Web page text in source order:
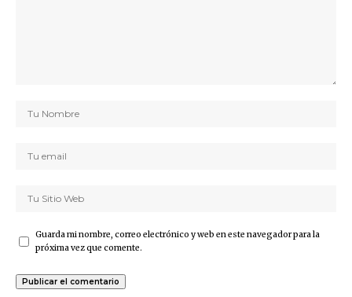
Guarda mi nombre, correo electrónico y web en este navegador para la
próxima vez que comente.